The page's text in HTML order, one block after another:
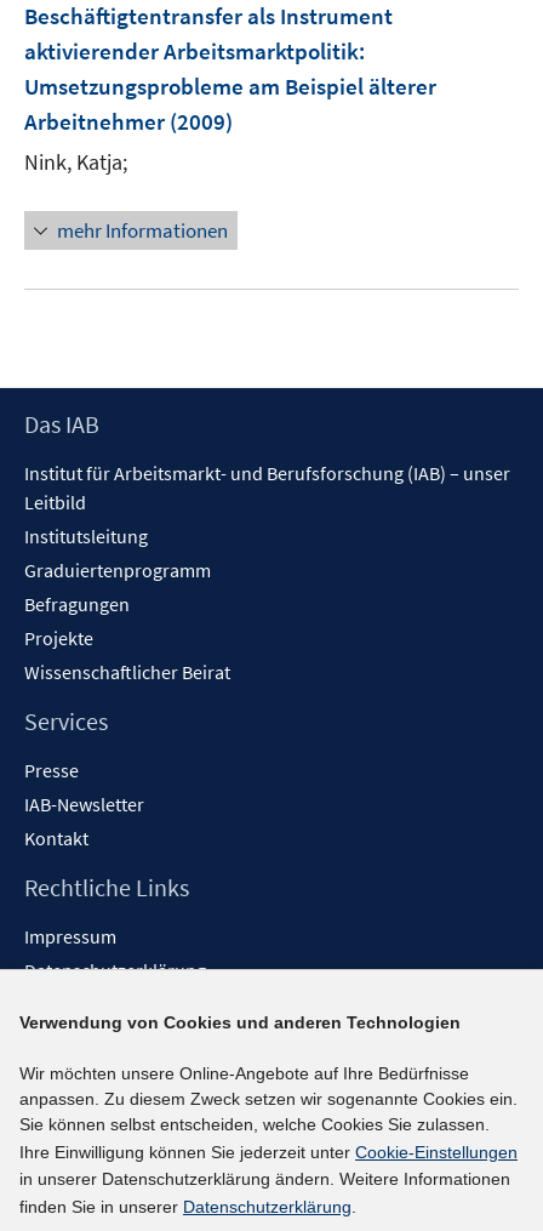
nn
s
t
e
f
e
n
Beschäftigtentransfer als Instrument
aktivierender Arbeitsmarktpolitik:
Umsetzungsprobleme am Beispiel älterer
Arbeitnehmer (2009)
Nink, Katja;
mehr Informationen
Footer
Das IAB
Institut für Arbeitsmarkt- und Berufsforschung (IAB) – unser
Leitbild
Institutsleitung
Graduiertenprogramm
Befragungen
Projekte
Wissenschaftlicher Beirat
Services
Presse
IAB-Newsletter
Kontakt
Rechtliche Links
Impressum
Datenschutzerklärung
Barrieren melden
Social-Media-Kanäle
BlueSky
YouTube
LinkedIn
Verwendung von Cookies und anderen Technologien
Wir möchten unsere Online-Angebote auf Ihre Bedürfnisse
anpassen. Zu diesem Zweck setzen wir sogenannte Cookies ein.
Sie können selbst entscheiden, welche Cookies Sie zulassen.
Ihre Einwilligung können Sie jederzeit unter Cookie-Einstellungen
in unserer Datenschutzerklärung ändern. Weitere Informationen
finden Sie in unserer Datenschutzerklärung.